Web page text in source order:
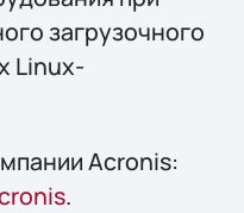
загрузочного
Linux-
Acronis:
.